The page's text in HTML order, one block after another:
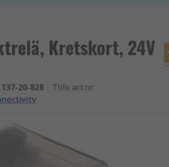
Kretskort, 24V
137-20-828 Tillv. art.nr: